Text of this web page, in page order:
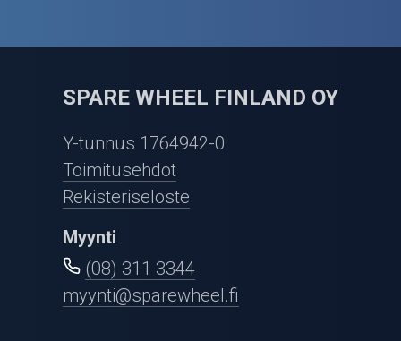
SPARE WHEEL FINLAND OY
Y-tunnus 1764942-0
Toimitusehdot
Rekisteriseloste
Myynti
(08) 311 3344
myynti@sparewheel.fi